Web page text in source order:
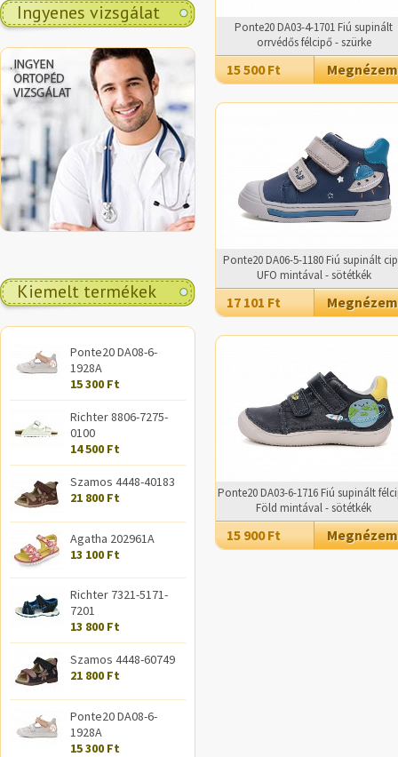
Ingyenes vizsgálat
.
Kiemelt termékek
Ponte20 DA08-6-
1928A
15 300 Ft
Richter 8806-7275-
0100
14 500 Ft
Szamos 4448-40183
21 800 Ft
Agatha 202961A
13 100 Ft
Richter 7321-5171-
7201
13 800 Ft
Szamos 4448-60749
21 800 Ft
Ponte20 DA08-6-
1928A
15 300 Ft
Ponte20 DA03-4-1701 Fiú supinált
orrvédős félcipő - szürke
15 500 Ft Megnézem
Ponte20 DA06-5-1180 Fiú supinált
UFO mintával - sötétkék
17 101 Ft Megnézem
Ponte20 DA03-6-1716 Fiú supinált
Föld mintával - sötétkék
15 900 Ft Megnézem